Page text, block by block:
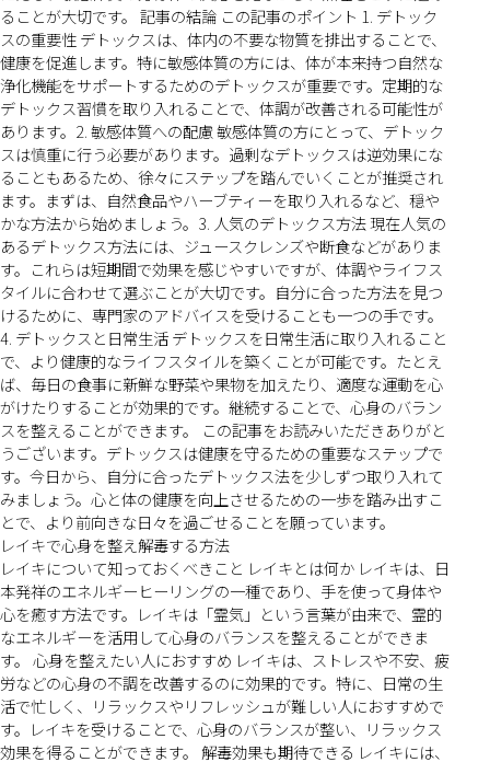
ることが大切です。 記事の結論 この記事のポイント 1. デトック
スの重要性 デトックスは、体内の不要な物質を排出することで、
健康を促進します。特に敏感体質の方には、体が本来持つ自然な
浄化機能をサポートするためのデトックスが重要です。定期的な
デトックス習慣を取り入れることで、体調が改善される可能性が
あります。2. 敏感体質への配慮 敏感体質の方にとって、デトック
スは慎重に行う必要があります。過剰なデトックスは逆効果にな
ることもあるため、徐々にステップを踏んでいくことが推奨され
ます。まずは、自然食品やハーブティーを取り入れるなど、穏や
かな方法から始めましょう。3. 人気のデトックス方法 現在人気の
あるデトックス方法には、ジュースクレンズや断食などがありま
す。これらは短期間で効果を感じやすいですが、体調やライフス
タイルに合わせて選ぶことが大切です。自分に合った方法を見つ
けるために、専門家のアドバイスを受けることも一つの手です。
4. デトックスと日常生活 デトックスを日常生活に取り入れること
で、より健康的なライフスタイルを築くことが可能です。たとえ
ば、毎日の食事に新鮮な野菜や果物を加えたり、適度な運動を心
がけたりすることが効果的です。継続することで、心身のバラン
スを整えることができます。 この記事をお読みいただきありがと
うございます。デトックスは健康を守るための重要なステップで
す。今日から、自分に合ったデトックス法を少しずつ取り入れて
みましょう。心と体の健康を向上させるための一歩を踏み出すこ
とで、より前向きな日々を過ごせることを願っています。
レイキで心身を整え解毒する方法
レイキについて知っておくべきこと レイキとは何か レイキは、日
本発祥のエネルギーヒーリングの一種であり、手を使って身体や
心を癒す方法です。レイキは「霊気」という言葉が由来で、霊的
なエネルギーを活用して心身のバランスを整えることができま
す。 心身を整えたい人におすすめ レイキは、ストレスや不安、疲
労などの心身の不調を改善するのに効果的です。特に、日常の生
活で忙しく、リラックスやリフレッシュが難しい人におすすめで
す。レイキを受けることで、心身のバランスが整い、リラックス
効果を得ることができます。 解毒効果も期待できる レイキには、